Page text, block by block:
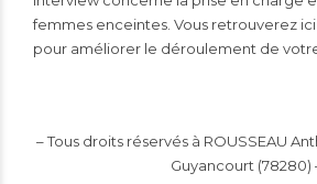
femmes enceintes. Vous retrouverez
pour améliorer le déroulement de
– Tous droits réservés à ROUSSEAU
Guyancourt (78280)